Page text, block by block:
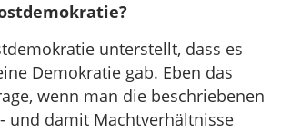
unterstellt, dass es
Demokratie gab. Eben das
wenn man die beschriebenen
und damit Machtverhältnisse